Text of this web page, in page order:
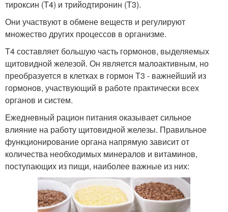
тироксин (T4) и трийодтиронин (T3).
Они участвуют в обмене веществ и регулируют
множество других процессов в организме.
Т4 составляет большую часть гормонов, выделяемых
щитовидной железой. Он является малоактивным, но
преобразуется в клетках в гормон Т3 - важнейший из
гормонов, участвующий в работе практически всех
органов и систем.
Ежедневный рацион питания оказывает сильное
влияние на работу щитовидной железы. Правильное
функционирование органа напрямую зависит от
количества необходимых минералов и витаминов,
поступающих из пищи, наиболее важные из них: